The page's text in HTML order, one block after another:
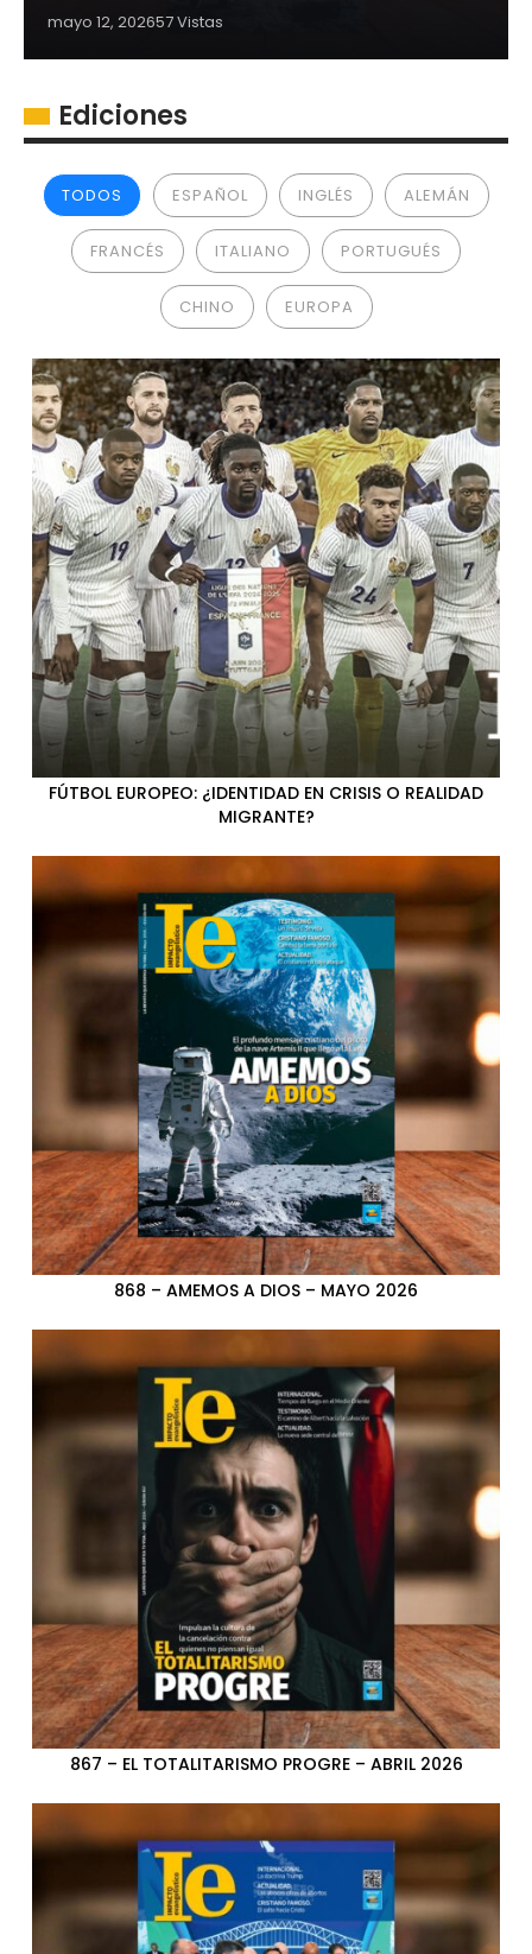
mayo 12, 202657 Vistas
Ediciones
TODOS ESPAÑOL INGLÉS ALEMÁN
FRANCÉS ITALIANO PORTUGUÉS
CHINO EUROPA
FÚTBOL EUROPEO: ¿IDENTIDAD EN CRISIS O REALIDAD
MIGRANTE?
868 – AMEMOS A DIOS – MAYO 2026
867 – EL TOTALITARISMO PROGRE – ABRIL 2026